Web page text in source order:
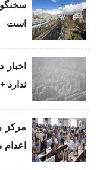
است
ندارد
مرکز